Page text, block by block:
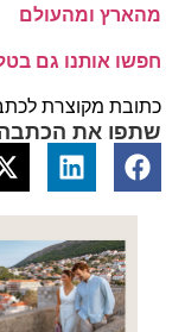
מהארץ ומהעולם
חפשו אותנו גם
כתובת מקוצרת
שתפו את